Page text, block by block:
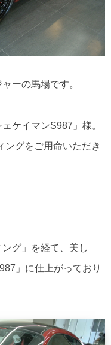
ーの馬場です。
ケイマンS987」様。
グをご用命いただき
グ」を経て、美し
」に仕上がっており